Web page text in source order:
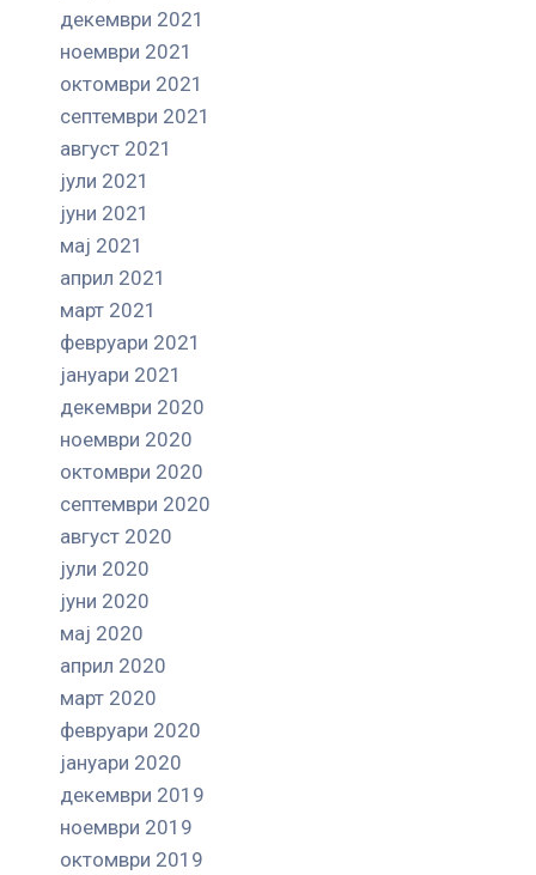
декември 2021
ноември 2021
октомври 2021
септември 2021
август 2021
јули 2021
јуни 2021
мај 2021
април 2021
март 2021
февруари 2021
јануари 2021
декември 2020
ноември 2020
октомври 2020
септември 2020
август 2020
јули 2020
јуни 2020
мај 2020
април 2020
март 2020
февруари 2020
јануари 2020
декември 2019
ноември 2019
октомври 2019